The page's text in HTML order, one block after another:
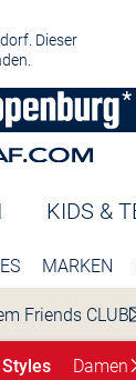
Dieser
KIDS &
MARKEN
Friends CLUB
Damen